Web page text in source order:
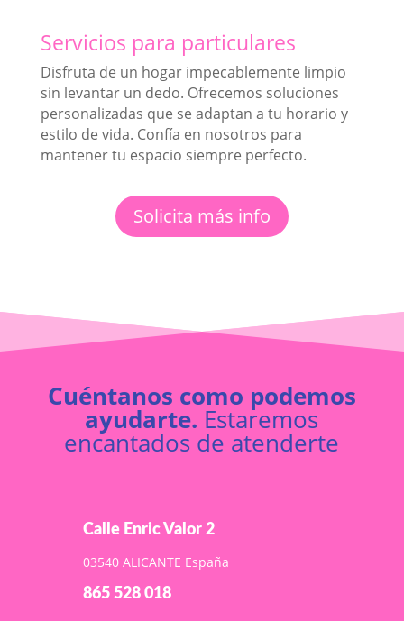
Servicios para particulares
Disfruta de un hogar impecablemente limpio
sin levantar un dedo. Ofrecemos soluciones
personalizadas que se adaptan a tu horario y
estilo de vida. Confía en nosotros para
mantener tu espacio siempre perfecto.
Solicita más info
Cuéntanos como podemos
ayudarte. Estaremos
encantados de atenderte
Calle Enric Valor 2
03540 ALICANTE España
865 528 018